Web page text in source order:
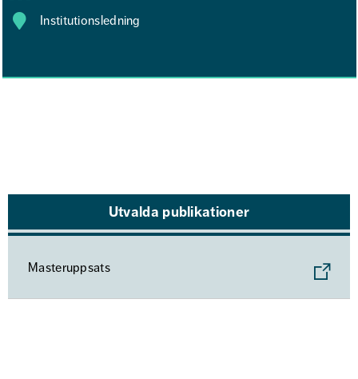
Institutionsledning
Utvalda publikationer
Masteruppsats